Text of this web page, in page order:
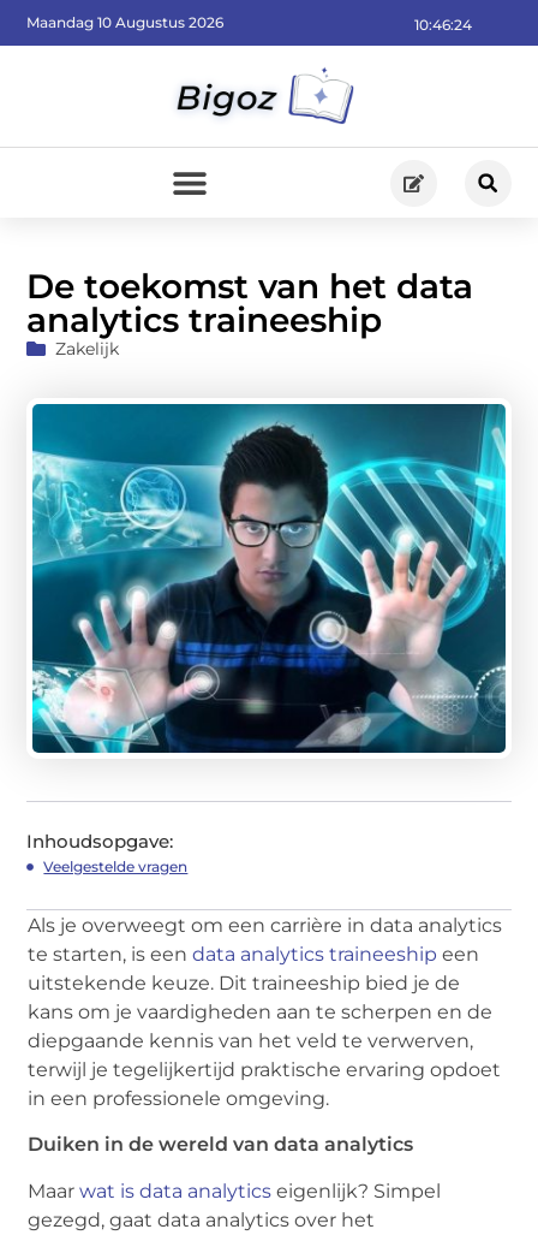
10:46:25
Maandag 10 Augustus 2026
De toekomst van het data
analytics traineeship
Zakelijk
Inhoudsopgave:
Veelgestelde vragen
Als je overweegt om een carrière in data analytics
te starten, is eendata analytics traineeship een
uitstekende keuze. Dit traineeship bied je de
kans om je vaardigheden aan te scherpen en de
diepgaande kennis van het veld te verwerven,
terwijl je tegelijkertijd praktische ervaring opdoet
in een professionele omgeving.
Duiken in de wereld van data analytics
Maarwat is data analytics eigenlijk? Simpel
gezegd, gaat data analytics over het